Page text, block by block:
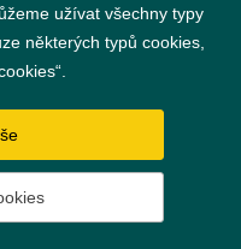
užívat všechny typy
některých typů cookies,